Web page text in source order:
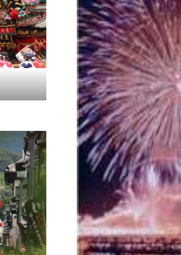
19日（日）には「日
世」が行われ、JR
り煌びやかで壮観な
きる。絢爛豪華な日
『日田祇園』を楽し